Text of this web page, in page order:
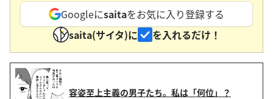
Googleにsaitaをお気に入り登録する
saita(サイタ)に
を入れるだけ！
容姿至上主義の男子たち。私は「何位」？